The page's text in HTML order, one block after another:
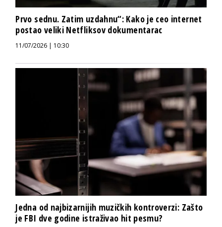
Prvo sednu. Zatim uzdahnu“: Kako je ceo internet
postao veliki Netfliksov dokumentarac
11/07/2026 | 10:30
Jedna od najbizarnijih muzičkih kontroverzi: Zašto
je FBI dve godine istraživao hit pesmu?